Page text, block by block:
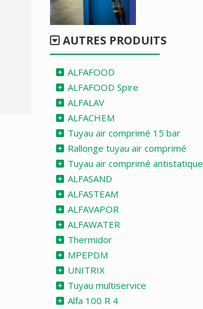
AUTRES PRODUITS
ALFAFOOD
ALFAFOOD Spire
ALFALAV
ALFACHEM
Tuyau air comprimé 15 bar
Rallonge tuyau air comprimé
Tuyau air comprimé antistatique
ALFASAND
ALFASTEAM
ALFAVAPOR
ALFAWATER
Thermidor
MPEPDM
UNITRIX
Tuyau multiservice
Alfa 100 R 4